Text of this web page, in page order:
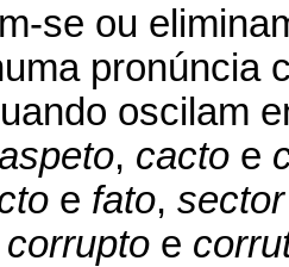
se ou
pronúncia
oscilam
, cacto e
e fato, sector
corrupto e